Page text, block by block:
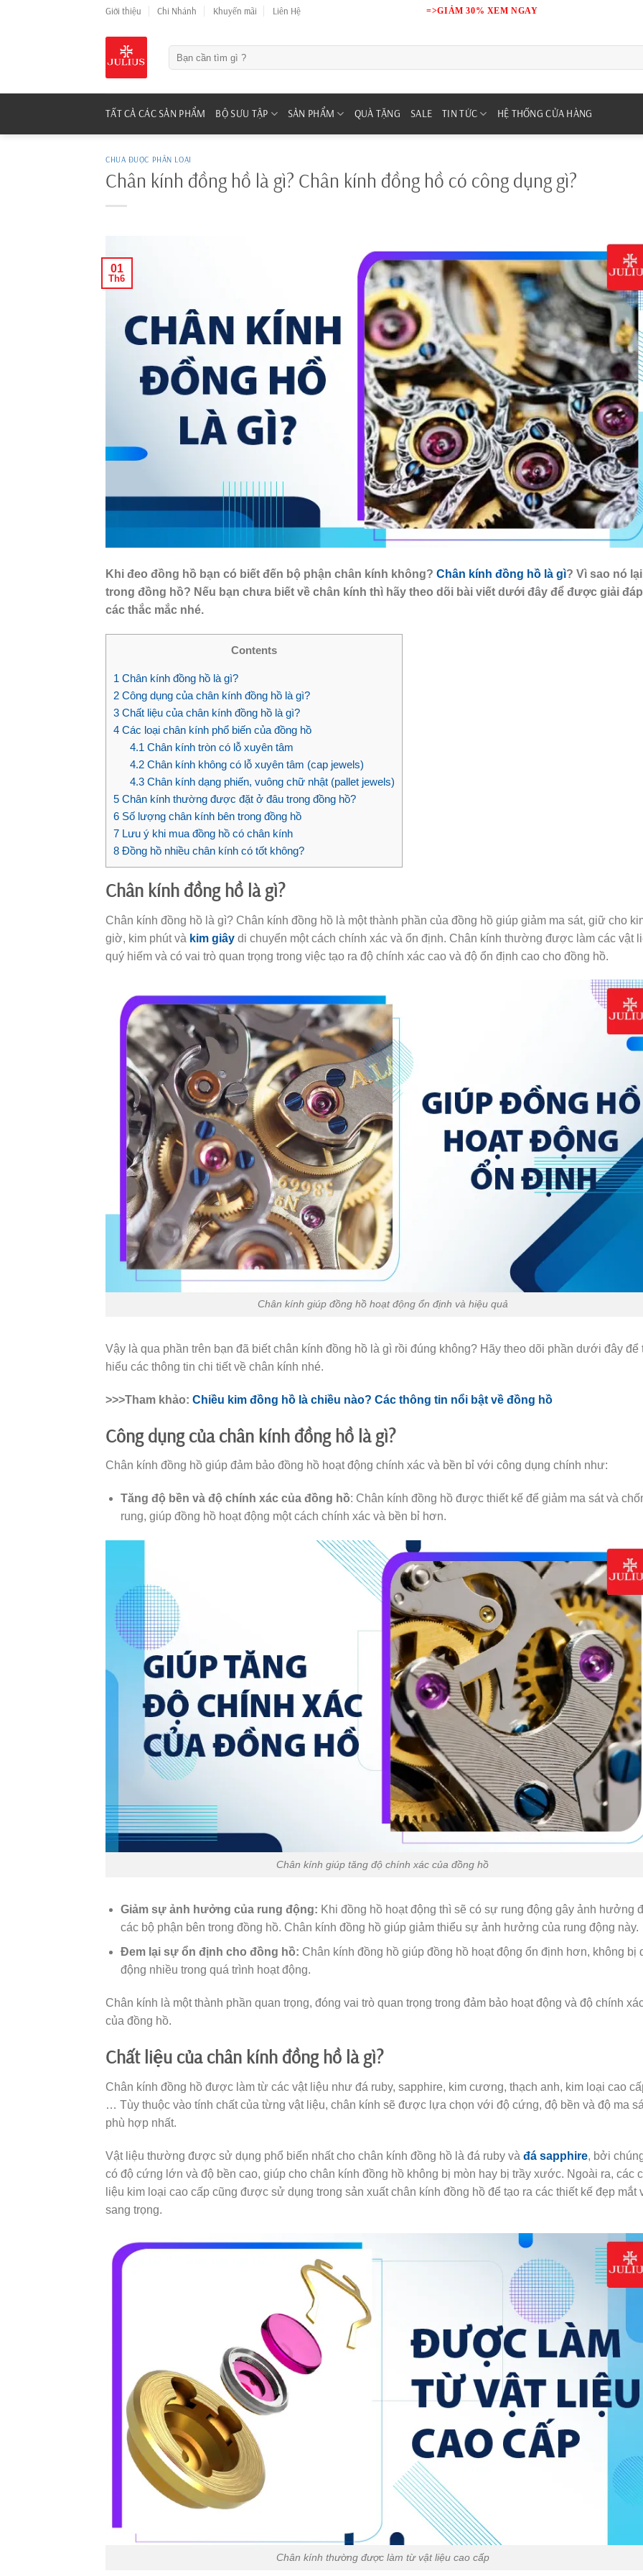
Giới thiệu Chi Nhánh Khuyến mãi Liên Hệ =>GIẢM 30% XEM NGAY
kiếm:
TẤT CẢ CÁC SẢN PHẨM BỘ SƯU TẬP SẢN PHẨM QUÀ TẶNG SALE TIN TỨC HỆ THỐNG CỬA HÀNG
CHƯA ĐƯỢC PHÂN LOẠI
Chân kính đồng hồ là gì? Chân kính đồng hồ có công dụng gì?
01
Th6
Khi đeo đồng hồ bạn có biết đến bộ phận chân kính không? Chân kính đồng hồ là gì? Vì sao nó
trong đồng hồ? Nếu bạn chưa biết về chân kính thì hãy theo dõi bài viết dưới đây để được giải đáp
các thắc mắc nhé.
Contents
1 Chân kính đồng hồ là gì?
2 Công dụng của chân kính đồng hồ là gì?
3 Chất liệu của chân kính đồng hồ là gì?
4 Các loại chân kính phổ biến của đồng hồ
4.1 Chân kính tròn có lỗ xuyên tâm
4.2Chân kính không có lỗ xuyên tâm (cap jewels)
4.3Chân kính dạng phiến, vuông chữ nhật (pallet jewels)
5 Chân kính thường được đặt ở đâu trong đồng hồ?
6 Số lượng chân kính bên trong đồng hồ
7 Lưu ý khi mua đồng hồ có chân kính
8 Đồng hồ nhiều chân kính có tốt không?
Chân kính đồng hồ là gì?
Chân kính đồng hồ là gì? Chân kính đồng hồ là một thành phần của đồng hồ giúp giảm ma sát, giữ cho
giờ, kim phút và kim giây di chuyển một cách chính xác và ổn định. Chân kính thường được làm các vật
quý hiếm và có vai trò quan trọng trong việc tạo ra độ chính xác cao và độ ổn định cao cho đồng hồ.
Chân kính giúp đồng hồ hoạt động ổn định và hiệu quả
Vậy là qua phần trên bạn đã biết chân kính đồng hồ là gì rồi đúng không? Hãy theo dõi phần dưới đây để
hiểu các thông tin chi tiết về chân kính nhé.
>>>Tham khảo: Chiều kim đồng hồ là chiều nào? Các thông tin nổi bật về đồng hồ
Công dụng của chân kính đồng hồ là gì?
Chân kính đồng hồ giúp đảm bảo đồng hồ hoạt động chính xác và bền bỉ với công dụng chính như:
Tăng độ bền và độ chính xác của đồng hồ: Chân kính đồng hồ được thiết kế để giảm ma sát và
rung, giúp đồng hồ hoạt động một cách chính xác và bền bỉ hơn.
Chân kính giúp tăng độ chính xác của đồng hồ
Giảm sự ảnh hưởng của rung động: Khi đồng hồ hoạt động thì sẽ có sự rung động gây ảnh hưởng
các bộ phận bên trong đồng hồ. Chân kính đồng hồ giúp giảm thiểu sự ảnh hưởng của rung động này.
Đem lại sự ổn định cho đồng hồ: Chân kính đồng hồ giúp đồng hồ hoạt động ổn định hơn, không bị
động nhiều trong quá trình hoạt động.
Chân kính là một thành phần quan trọng, đóng vai trò quan trọng trong đảm bảo hoạt động và độ chính
của đồng hồ.
Chất liệu của chân kính đồng hồ là gì?
Chân kính đồng hồ được làm từ các vật liệu như đá ruby, sapphire, kim cương, thạch anh, kim loại cao
… Tùy thuộc vào tính chất của từng vật liệu, chân kính sẽ được lựa chọn với độ cứng, độ bền và độ ma
phù hợp nhất.
Vật liệu thường được sử dụng phổ biến nhất cho chân kính đồng hồ là đá ruby và đá sapphire, bởi
có độ cứng lớn và độ bền cao, giúp cho chân kính đồng hồ không bị mòn hay bị trầy xước. Ngoài ra, các
liệu kim loại cao cấp cũng được sử dụng trong sản xuất chân kính đồng hồ để tạo ra các thiết kế đẹp mắt
sang trọng.
Chân kính thường được làm từ vật liệu cao cấp